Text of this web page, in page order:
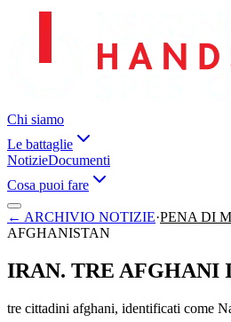
Chi siamo
Le battaglie
NotizieDocumenti
Cosa puoi fare
← ARCHIVIO NOTIZIE·PENA DI
AFGHANISTAN
IRAN. TRE AFGHANI
tre cittadini afghani, identificati come